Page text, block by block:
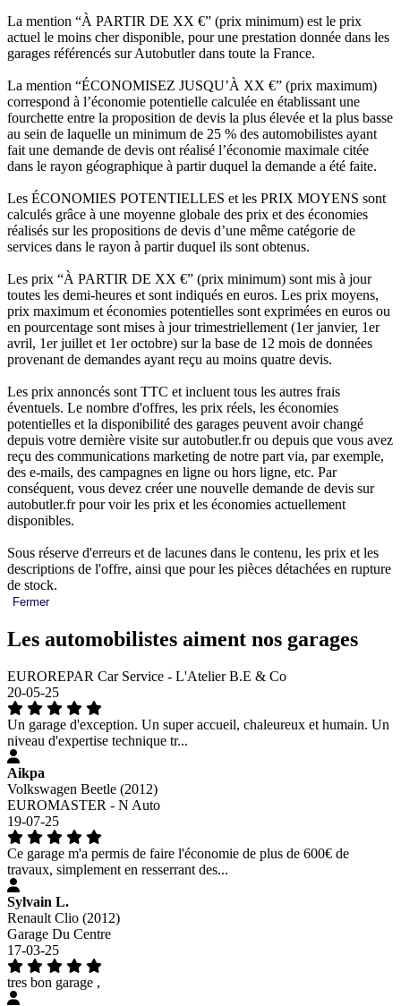
La mention “À PARTIR DE XX €” (prix minimum) est le prix
actuel le moins cher disponible, pour une prestation donnée dans les
garages référencés sur Autobutler dans toute la France.
La mention “ÉCONOMISEZ JUSQU’À XX €” (prix maximum)
correspond à l’économie potentielle calculée en établissant une
fourchette entre la proposition de devis la plus élevée et la plus basse
au sein de laquelle un minimum de 25 % des automobilistes ayant
fait une demande de devis ont réalisé l’économie maximale citée
dans le rayon géographique à partir duquel la demande a été faite.
Les ÉCONOMIES POTENTIELLES et les PRIX MOYENS sont
calculés grâce à une moyenne globale des prix et des économies
réalisés sur les propositions de devis d’une même catégorie de
services dans le rayon à partir duquel ils sont obtenus.
Les prix “À PARTIR DE XX €” (prix minimum) sont mis à jour
toutes les demi-heures et sont indiqués en euros. Les prix moyens,
prix maximum et économies potentielles sont exprimées en euros ou
en pourcentage sont mises à jour trimestriellement (1er janvier, 1er
avril, 1er juillet et 1er octobre) sur la base de 12 mois de données
provenant de demandes ayant reçu au moins quatre devis.
Les prix annoncés sont TTC et incluent tous les autres frais
éventuels. Le nombre d'offres, les prix réels, les économies
potentielles et la disponibilité des garages peuvent avoir changé
depuis votre dernière visite sur autobutler.fr ou depuis que vous avez
reçu des communications marketing de notre part via, par exemple,
des e-mails, des campagnes en ligne ou hors ligne, etc. Par
conséquent, vous devez créer une nouvelle demande de devis sur
autobutler.fr pour voir les prix et les économies actuellement
disponibles.
Sous réserve d'erreurs et de lacunes dans le contenu, les prix et les
descriptions de l'offre, ainsi que pour les pièces détachées en rupture
de stock.
Fermer
Les automobilistes aiment nos garages
EUROREPAR Car Service - L'Atelier B.E & Co
20-05-25
Un garage d'exception. Un super accueil, chaleureux et humain. Un
niveau d'expertise technique tr...
Aikpa
Volkswagen Beetle (2012)
EUROMASTER - N Auto
19-07-25
Ce garage m'a permis de faire l'économie de plus de 600€ de
travaux, simplement en resserrant des...
Sylvain L.
Renault Clio (2012)
Garage Du Centre
17-03-25
tres bon garage ,